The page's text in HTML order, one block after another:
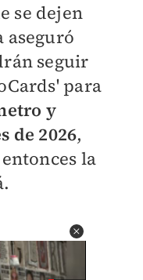
se dejen
aseguró
seguir
para
y
de 2026,
la